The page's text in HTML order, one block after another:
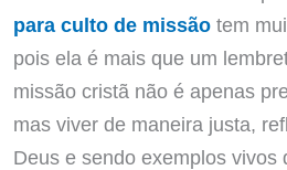
para culto de missãotem
pois ela é mais que um
missão cristã não é apenas
mas viver de maneira justa,
Deus e sendo exemplos vivos